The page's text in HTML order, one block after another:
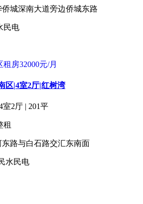
城深南大道旁边侨城东路
民电
区|4室2厅|红树湾
室2厅 | 201平
租
东路与白石路交汇东南面
水民电